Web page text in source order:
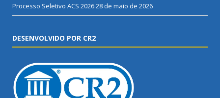
Processo Seletivo ACS 202628 de maio de 2026
DESENVOLVIDO POR CR2